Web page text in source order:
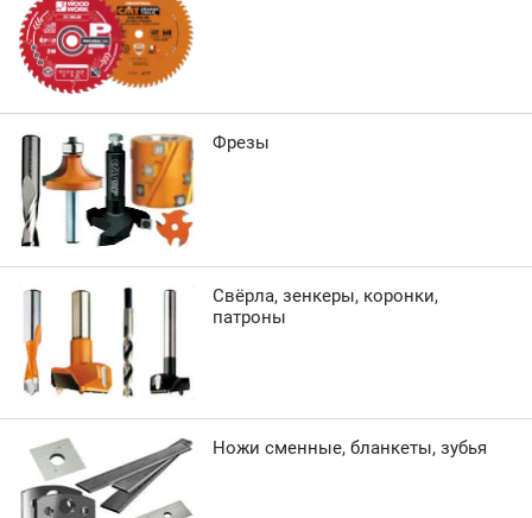
Фрезы
Свёрла, зенкеры, коронки,
патроны
Ножи сменные, бланкеты, зубья